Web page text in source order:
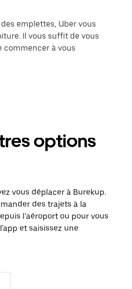
emplettes, Uber vous
Il vous suffit de vous
commencer à vous
options
vous déplacer à Burekup.
des trajets à la
l’aéroport ou pour vous
et saisissez une